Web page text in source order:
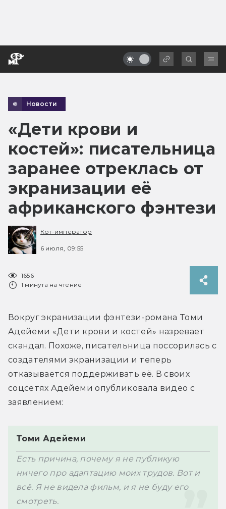
Новости
«Дети крови и
костей»: писательница
заранее отреклась от
экранизации её
африканского фэнтези
Кот-император
6 июля, 09:55
1656
1 минута на чтение
Вокруг экранизации фэнтези-романа Томи
Адейеми «Дети крови и костей» назревает
скандал. Похоже, писательница поссорилась с
создателями экранизации и теперь
отказывается поддерживать её. В своих
соцсетях Адейеми опубликовала видео с
Томи Адейеми
Есть причина, почему я не публикую
ничего про адаптацию моих трудов. Вот и
всё. Я не видела фильм, и я не буду его